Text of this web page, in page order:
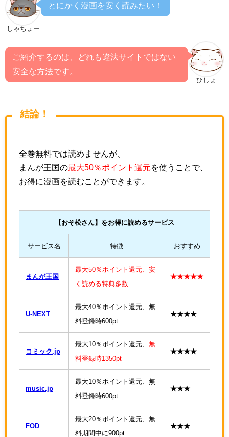
しゃちょー
とにかく漫画を安く読みたい！
ひしょ
ご紹介するのは、どれも違法サイトではない
安全な方法です。
結論！
全巻無料では読めませんが、
まんが王国の最大50％ポイント還元を使うことで、
お得に漫画を読むことができます。
【おそ松さん】をお得に読めるサービス
サービス名 特徴 おすすめ
まんが王国
最大50％ポイント還元、安
く読める特典多数
★★★★★
U-NEXT
最大40％ポイント還元、無
料登録時600pt
★★★★
コミック.jp
最大10％ポイント還元、 無
料登録時1350pt
★★★★
music.jp
最大10％ポイント還元、無
料登録時600pt
★★★
FOD
最大20％ポイント還元、無
料期間中に900pt
★★★